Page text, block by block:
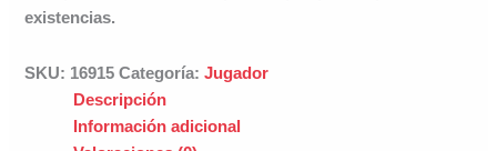
existencias.
SKU: 16915 Categoría:Jugador
Descripción
Información adicional